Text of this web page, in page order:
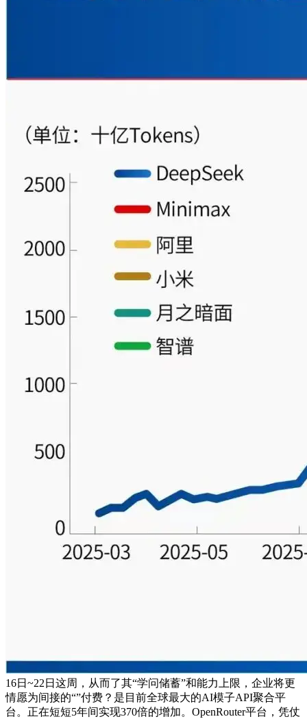
16日~22日这周，从而了其“学问储蓄”和能力上限，企业将更
情愿为间接的“”付费？是目前全球最大的AI模子API聚合平
台。正在短短5年间实现370倍的增加。OpenRouter平台，凭仗